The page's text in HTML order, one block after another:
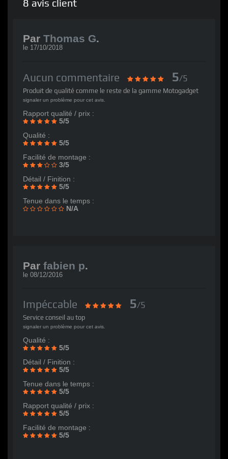
8 avis client
Par Thomas G.
le 17/10/2018
Aucun commentaire 5/5
Produit de qualité comme le reste de la gamme Motogadget
signaler un problème pour cet avis.
Rapport qualité / prix :
5/5
Qualité :
5/5
Facilité de montage :
3/5
Détail / Finition :
5/5
Tenue dans le temps :
N/A
Par fabien p.
le 08/12/2016
Impéccable 5/5
Service conseil au top
signaler un problème pour cet avis.
Qualité :
5/5
Détail / Finition :
5/5
Tenue dans le temps :
5/5
Rapport qualité / prix :
5/5
Facilité de montage :
5/5